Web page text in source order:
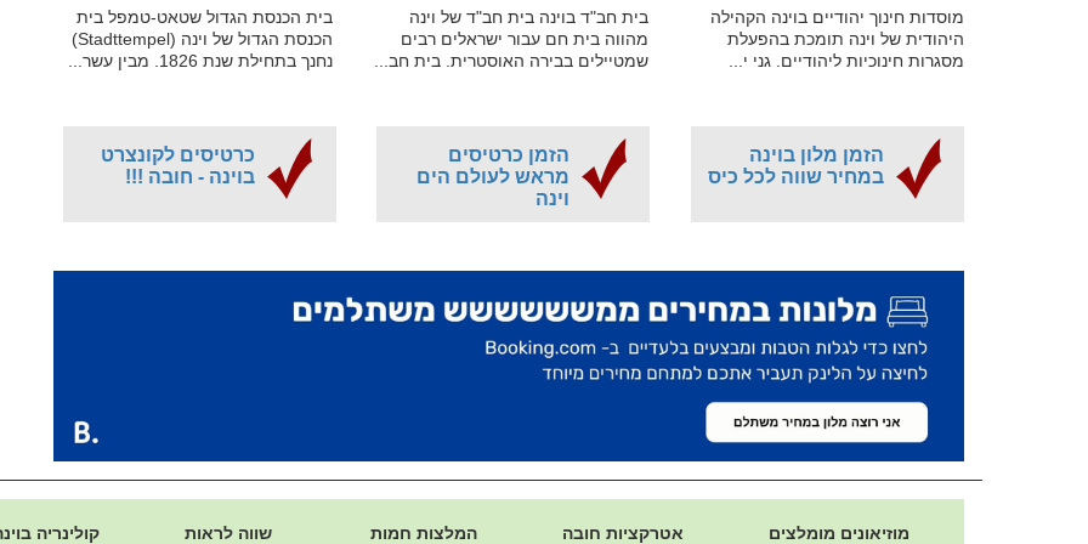
מוסדות חינוך יהודיים בוינה הקהילה
היהודית של וינה תומכת בהפעלת
מסגרות חינוכיות ליהודיים. גני י...
בית חב"ד בוינה בית חב"ד של וינה
מהווה בית חם עבור ישראלים רבים
שמטיילים בבירה האוסטרית. בית חב...
בית הכנסת הגדול שטאט-טמפל בית
הכנסת הגדול של וינה (Stadttempel)
נחנך בתחילת שנת 1826. מבין עשר...
הזמן מלון בוינה
במחיר שווה לכל כיס
הזמן כרטיסים
מראש לעולם הים
וינה
כרטיסים לקונצרט
בוינה - חובה !!!
מוזיאונים מומלצים אטרקציות חובה המלצות חמות שווה לראות קולינריה